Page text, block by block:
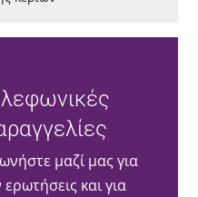
μαζί μας για
και για